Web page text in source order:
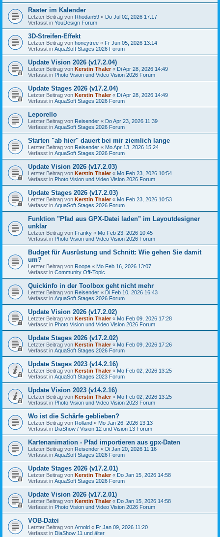
Raster im Kalender
Letzter Beitrag von Rhodan59 « Do Jul 02, 2026 17:17
Verfasst in YouDesign Forum
3D-Streifen-Effekt
Letzter Beitrag von honeytree « Fr Jun 05, 2026 13:14
Verfasst in AquaSoft Stages 2026 Forum
Update Vision 2026 (v17.2.04)
Letzter Beitrag von Kerstin Thaler« Di Apr 28, 2026 14:49
Verfasst in Photo Vision und Video Vision 2026 Forum
Update Stages 2026 (v17.2.04)
Letzter Beitrag von Kerstin Thaler« Di Apr 28, 2026 14:49
Verfasst in AquaSoft Stages 2026 Forum
Leporello
Letzter Beitrag von Reisender « Do Apr 23, 2026 11:39
Verfasst in AquaSoft Stages 2026 Forum
Starten "ab hier" dauert bei mir ziemlich lange
Letzter Beitrag von Reisender « Mo Apr 13, 2026 15:24
Verfasst in AquaSoft Stages 2026 Forum
Update Vision 2026 (v17.2.03)
Letzter Beitrag von Kerstin Thaler« Mo Feb 23, 2026 10:54
Verfasst in Photo Vision und Video Vision 2026 Forum
Update Stages 2026 (v17.2.03)
Letzter Beitrag von Kerstin Thaler« Mo Feb 23, 2026 10:53
Verfasst in AquaSoft Stages 2026 Forum
Funktion "Pfad aus GPX-Datei laden" im Layoutdesigner
unklar
Letzter Beitrag von Franky « Mo Feb 23, 2026 10:45
Verfasst in Photo Vision und Video Vision 2026 Forum
Budget für Ausrüstung und Schnitt: Wie gehen Sie damit
um?
Letzter Beitrag von Roope « Mo Feb 16, 2026 13:07
Verfasst in Community Off-Topic
Quickinfo in der Toolbox geht nicht mehr
Letzter Beitrag von Reisender « Di Feb 10, 2026 16:43
Verfasst in AquaSoft Stages 2026 Forum
Update Vision 2026 (v17.2.02)
Letzter Beitrag von Kerstin Thaler« Mo Feb 09, 2026 17:28
Verfasst in Photo Vision und Video Vision 2026 Forum
Update Stages 2026 (v17.2.02)
Letzter Beitrag von Kerstin Thaler« Mo Feb 09, 2026 17:26
Verfasst in AquaSoft Stages 2026 Forum
Update Stages 2023 (v14.2.16)
Letzter Beitrag von Kerstin Thaler« Mo Feb 02, 2026 13:25
Verfasst in AquaSoft Stages 2023 Forum
Update Vision 2023 (v14.2.16)
Letzter Beitrag von Kerstin Thaler« Mo Feb 02, 2026 13:25
Verfasst in Photo Vision und Video Vision 2023 Forum
Wo ist die Schärfe geblieben?
Letzter Beitrag von Rolland « Mo Jan 26, 2026 13:13
Verfasst in DiaShow / Vision 12 und Vision 13 Forum
Kartenanimation - Pfad importieren aus gpx-Daten
Letzter Beitrag von Reisender « Di Jan 20, 2026 11:16
Verfasst in AquaSoft Stages 2026 Forum
Update Stages 2026 (v17.2.01)
Letzter Beitrag von Kerstin Thaler« Do Jan 15, 2026 14:58
Verfasst in AquaSoft Stages 2026 Forum
Update Vision 2026 (v17.2.01)
Letzter Beitrag von Kerstin Thaler« Do Jan 15, 2026 14:58
Verfasst in Photo Vision und Video Vision 2026 Forum
VOB-Datei
Letzter Beitrag von Arnold « Fr Jan 09, 2026 11:20
Verfasst in DiaShow 11 und älter